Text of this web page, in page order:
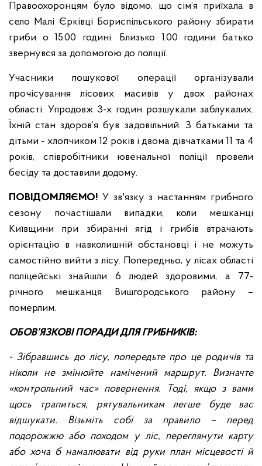
Правоохоронцям було відомо, що сім’я приїхала в
село Малі Єрківці Бориспільського району збирати
гриби о 15.00 годині. Близько 1.00 години батько
звернувся за допомогою до поліції.
Учасники пошукової операції організували
прочісування лісових масивів у двох районах
області. Упродовж 3-х годин розшукали заблукалих.
Їхній стан здоров’я був задовільний. З батьками та
дітьми - хлопчиком 12 років і двома дівчатками 11 та 4
років, співробітники ювенальної поліції провели
бесіду та доставили додому.
ПОВІДОМЛЯЄМО! У зв'язку з настанням грибного
сезону почастішали випадки, коли мешканці
Київщини при збиранні ягід і грибів втрачають
орієнтацію в навколишній обстановці і не можуть
самостійно вийти з лісу. Попередньо, у лісах області
поліцейські знайшли 6 людей здоровими, а 77-
річного мешканця Вишгородського району –
померлим.
ОБОВ’ЯЗКОВІ ПОРАДИ ДЛЯ ГРИБНИКІВ:
- Зібравшись до лісу, попередьте про це родичів та
ніколи не змінюйте намічений маршрут. Визначте
«контрольний час» повернення. Тоді, якщо з вами
щось трапиться, рятувальникам легше буде вас
відшукати. Візьміть собі за правило – перед
подорожжю або походом у ліс, переглянути карту
або хоча б намалювати від руки план місцевості й